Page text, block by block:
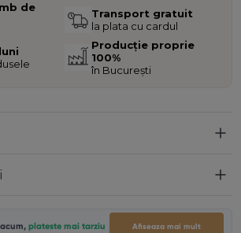
de
Transport gratuit
la plata cu cardul
Producție proprie
100%
în București
plateste mai tarziu Afiseaza mai mult